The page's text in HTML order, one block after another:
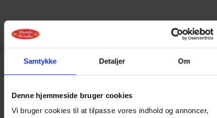
Samtykke Detaljer Om
Denne hjemmeside bruger cookies
Vi bruger cookies til at tilpasse vores indhold og annoncer,
ONLINE BOOKING
IKKE MULIGT
PÅ DEN VALGTE